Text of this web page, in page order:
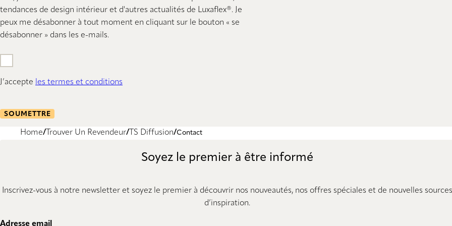
tendances de design intérieur et d'autres actualités de Luxaflex®. Je
peux me désabonner à tout moment en cliquant sur le bouton « se
désabonner » dans les e-mails.
J’accepte les termes et conditions
SOUMETTRE
Home Trouver Un Revendeur TS Diffusion Contact
Soyez le premier à être informé
Inscrivez-vous à notre newsletter et soyez le premier à découvrir nos nouveautés, nos offres spéciales et de nouvelles sources
d’inspiration.
Adresse email